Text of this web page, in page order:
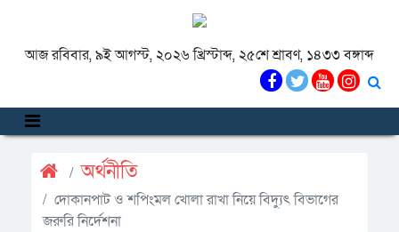
আজ রবিবার, ৯ই আগস্ট, ২০২৬ খ্রিস্টাব্দ, ২৫শে শ্রাবণ, ১৪৩৩ বঙ্গাব্দ
অর্থনীতি
দোকানপাট ও শপিংমল খোলা রাখা নিয়ে বিদ্যুৎ বিভাগের
জরুরি নির্দেশনা